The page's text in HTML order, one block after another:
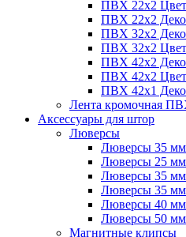
ПВХ 22x2 Цвет
ПВХ 22x2
ПВХ 32x2
ПВХ 32x2 Цвет
ПВХ 42x2
ПВХ 42x2 Цвет
ПВХ 42x1
Лента кромочная
Аксессуары для штор
Люверсы
Люверсы 35 мм
Люверсы 25 мм
Люверсы 35 мм
Люверсы 35 мм
Люверсы 40 мм
Люверсы 50 мм
Магнитные клипсы